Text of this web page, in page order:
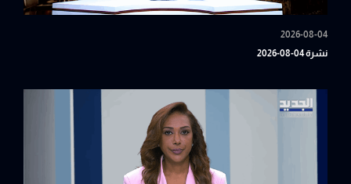
2026-08-04
نشرة 04-08-2026